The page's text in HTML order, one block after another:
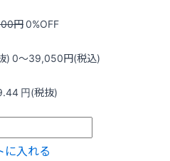
円0%OFF
) 0〜39,050円(税込)
円(税抜)
に入れる